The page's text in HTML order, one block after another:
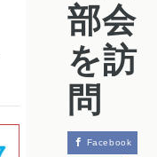
部会
を訪
問
Facebook